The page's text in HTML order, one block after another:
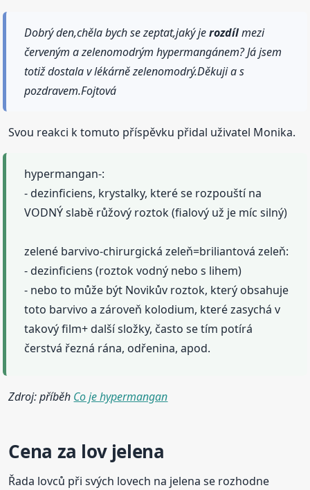
Dobrý den,chěla bych se zeptat,jaký jerozdílmezi
červeným a zelenomodrým hypermangánem? Já jsem
totiž dostala v lékárně zelenomodrý.Děkuji a s
pozdravem.Fojtová
Svou reakci k tomuto příspěvku přidal uživatel Monika.
hypermangan-:
- dezinficiens, krystalky, které se rozpouští na
VODNÝ slabě růžový roztok (fialový už je míc silný)
zelené barvivo-chirurgická zeleň=briliantová zeleň:
- dezinficiens (roztok vodný nebo s lihem)
- nebo to může být Novikův roztok, který obsahuje
toto barvivo a zároveň kolodium, které zasychá v
takový film+ další složky, často se tím potírá
čerstvá řezná rána, odřenina, apod.
Zdroj: příběh Co je hypermangan
Cena za lov jelena
Řada lovců při svých lovech na jelena se rozhodne